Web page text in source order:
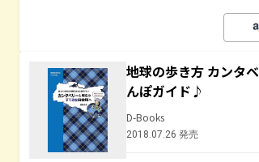
地球の歩き方 カンタ
んぽガイド♪
D-Books
2018.07.26 発売